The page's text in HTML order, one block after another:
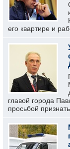
его квартире и
главой города
просьбой